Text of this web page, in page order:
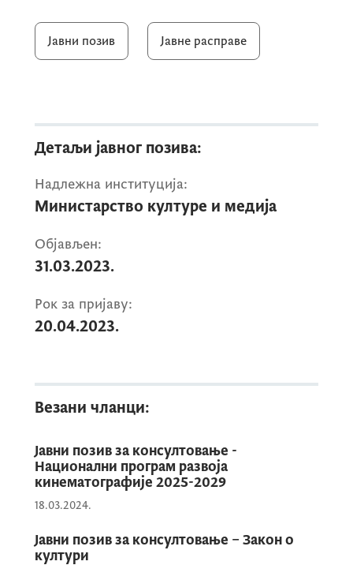
Јавни позив Јавне расправе
Детаљи јавног позива:
Надлежна институција:
Министарство културе и медија
Објављен:
31.03.2023.
Рок за пријаву:
20.04.2023.
Везани чланци:
Јавни позив за консултовање -
Национални програм развоја
кинематографије 2025-2029
18.03.2024.
Јавни позив за консултовање – Закон о
култури